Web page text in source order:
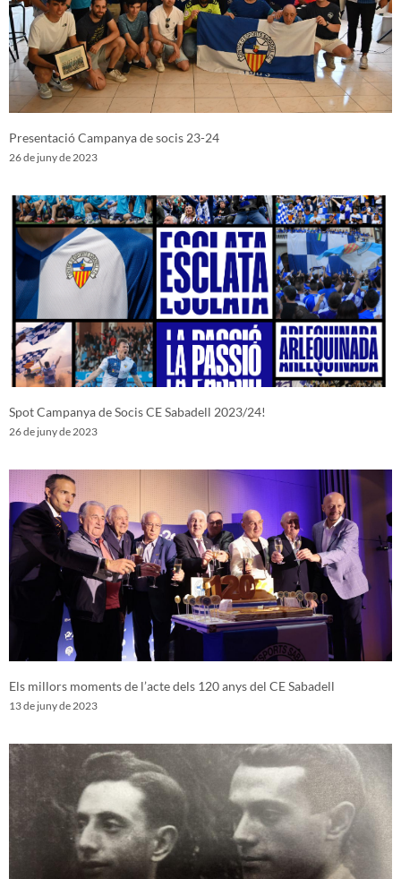
Presentació Campanya de socis 23-24
26 de juny de 2023
Spot Campanya de Socis CE Sabadell 2023/24!
26 de juny de 2023
Els millors moments de l’acte dels 120 anys del CE Sabadell
13 de juny de 2023